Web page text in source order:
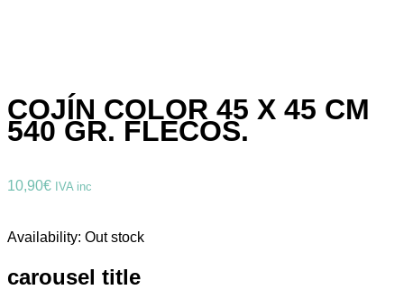
COJÍN COLOR 45 X 45 CM
540 GR. FLECOS.
10,90€ IVA inc
Availability: Out stock
carousel title